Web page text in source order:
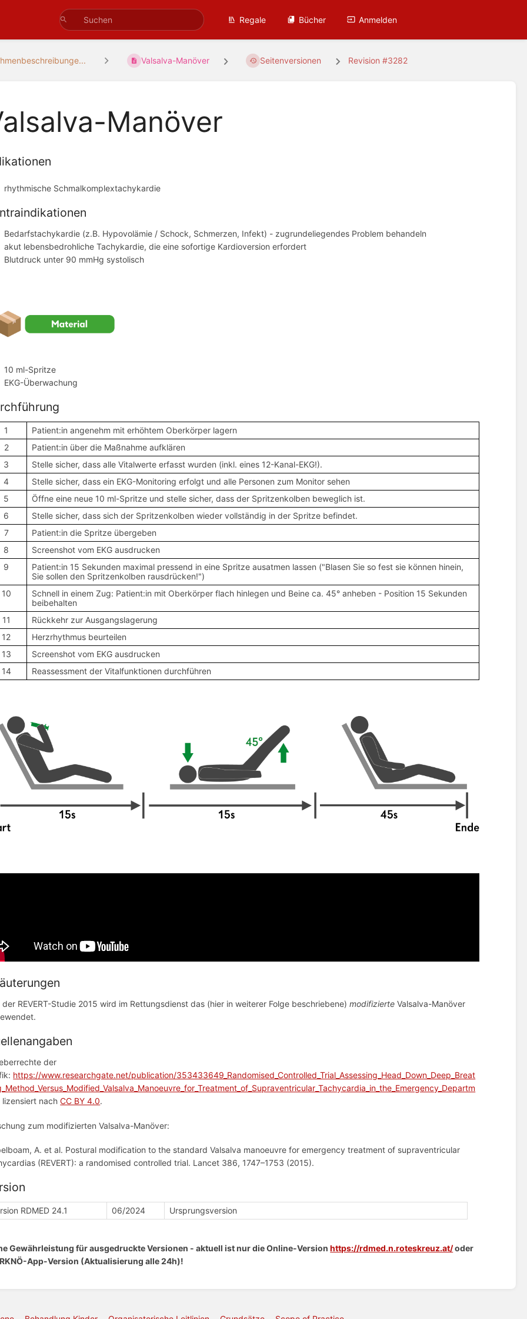
Regale Bücher Anmelden
Valsalva-Manöver Seitenversionen Revision #3282
Manöver
rhythmische Schmalkomplextachykardie
Bedarfstachykardie (z.B. Hypovolämie / Schock, Schmerzen, Infekt) - zugrundeliegendes Problem behandeln
akut lebensbedrohliche Tachykardie, die eine sofortige Kardioversion erfordert
Blutdruck unter 90 mmHg systolisch
10 ml-Spritze
EKG-Überwachung
1
Patient:in angenehm mit erhöhtem Oberkörper lagern
2
Patient:in über die Maßnahme aufklären
3
Stelle sicher, dass alle Vitalwerte erfasst wurden (inkl. eines 12-Kanal-EKG!).
4
Stelle sicher, dass ein EKG-Monitoring erfolgt und alle Personen zum Monitor sehen
5
Öffne eine neue 10 ml-Spritze und stelle sicher, dass der Spritzenkolben beweglich ist.
6
Stelle sicher, dass sich der Spritzenkolben wieder vollständig in der Spritze befindet.
7
Patient:in die Spritze übergeben
8
Screenshot vom EKG ausdrucken
9
Patient:in 15 Sekunden maximal pressend in eine Spritze ausatmen lassen ("Blasen Sie so fest sie können hinein,
Sie sollen den Spritzenkolben rausdrücken!")
10
Schnell in einem Zug: Patient:in mit Oberkörper flach hinlegen und Beine ca. 45° anheben - Position 15 Sekunden
beibehalten
11
Rückkehr zur Ausgangslagerung
12
Herzrhythmus beurteilen
13
Screenshot vom EKG ausdrucken
14
Reassessment der Vitalfunktionen durchführen
der REVERT-Studie 2015 wird im Rettungsdienst das (hier in weiterer Folge beschriebene)modifizierteValsalva-Manöver
der
https://www.researchgate.net/publication/353433649_Randomised_Controlled_Trial_Assessing_Head_Down_Deep_Breat
lizensiert nachCC BY 4.0.
zum modifizierten Valsalva-Manöver:
A. et al. Postural modification to the standard Valsalva manoeuvre for emergency treatment of supraventricular
(REVERT): a randomised controlled trial. Lancet 386, 1747–1753 (2015).
RDMED 24.1 06/2024 Ursprungsversion
Gewährleistung für ausgedruckte Versionen - aktuell ist nur die Online-Versionhttps://rdmed.n.roteskreuz.at/oder
App-Version (Aktualisierung alle 24h)!